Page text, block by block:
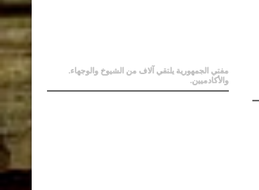
مفتي الجمهورية يلتقي آلاف من الشيوخ والوجهاء.
والأكادميين.